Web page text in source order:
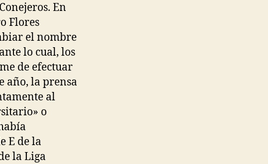
En
Flores
el nombre
lo cual, los
de efectuar
año, la prensa
al
o
E de la
la Liga